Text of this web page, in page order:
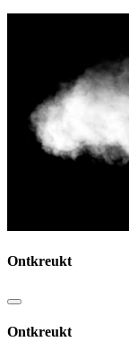
Ontkreukt
Ontkreukt